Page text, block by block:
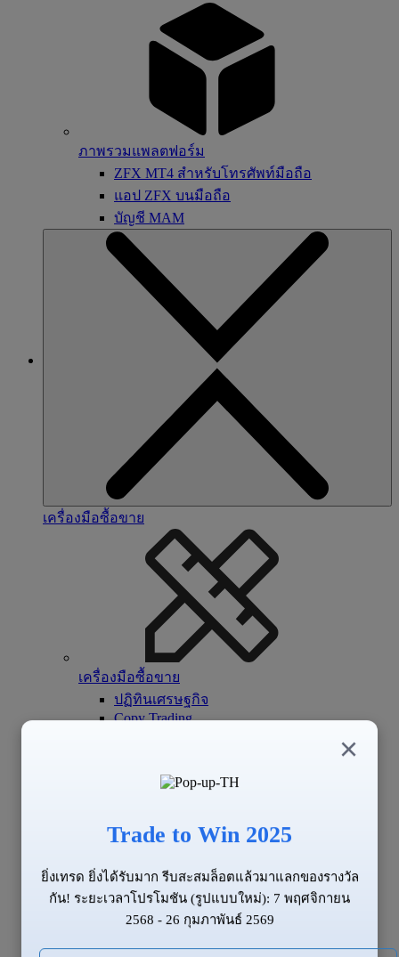
ภาพรวมแพลตฟอร์ม
ZFX MT4 สำหรับโทรศัพท์มือถือ
แอป ZFX บนมือถือ
บัญชี MAM
เครื่องมือซื้อขาย
เครื่องมือซื้อขาย
ปฏิทินเศรษฐกิจ
Copy Trading
ข้อมูลของตลาด
ข่าวสาร
×
Trade to Win 2025
ยิ่งเทรด ยิ่งได้รับมาก รีบสะสมล็อตแล้วมาแลกของรางวัล
กัน! ระยะเวลาโปรโมชัน (รูปแบบใหม่): 7 พฤศจิกายน
2568 - 26 กุมภาพันธ์ 2569